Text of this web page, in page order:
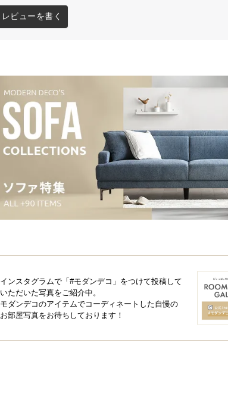
深く腰掛けられる奥行き
座面の奥行きは約41㎝。深く腰掛けることができる
スできます。
レビューを書く
インスタグラムで「#モダンデコ」をつけて投稿して
いただいた写真をご紹介中。
モダンデコのアイテムでコーディネートした自慢の
お部屋写真をお待ちしております！